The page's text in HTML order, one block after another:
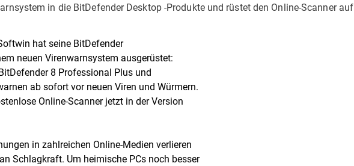
in die BitDefender Desktop -Produkte und rüstet den Online-Scanner auf
hat seine BitDefender
neuen Virenwarnsystem ausgerüstet:
8 Professional Plus und
ab sofort vor neuen Viren und Würmern.
Online-Scanner jetzt in der Version
in zahlreichen Online-Medien verlieren
Schlagkraft. Um heimische PCs noch besser